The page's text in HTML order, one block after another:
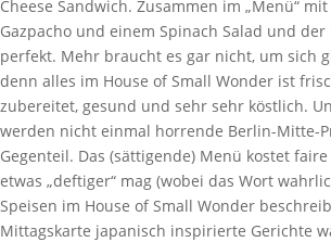
Cheese Sandwich. Zusammen im „Menü“
Gazpacho und einem Spinach Salad und
perfekt. Mehr braucht es gar nicht, um sich
denn alles im House of Small Wonder ist
zubereitet, gesund und sehr sehr köstlich.
werden nicht einmal horrende Berlin-Mitte-
Gegenteil. Das (sättigende) Menü kostet
etwas „deftiger“ mag (wobei das Wort
Speisen im House of Small Wonder
Mittagskarte japanisch inspirierte Gerichte